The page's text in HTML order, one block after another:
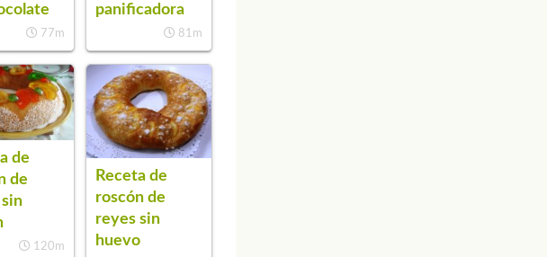
77m
panificadora
81m
de
de
120m
Receta de
roscón de
reyes sin
huevo